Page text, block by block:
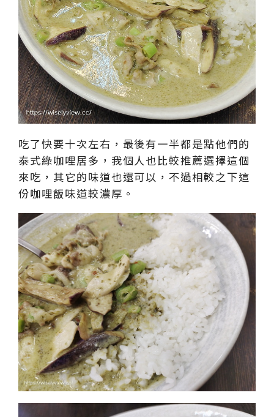
吃了快要十次左右，最後有一半都是點他們的
泰式綠咖哩居多，我個人也比較推薦選擇這個
來吃，其它的味道也還可以，不過相較之下這
份咖哩飯味道較濃厚。